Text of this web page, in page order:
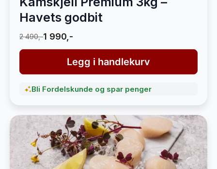
Havets godbit
2 490,-1 990,-
Legg i handlekurv
Bli Fordelskunde og spar penger